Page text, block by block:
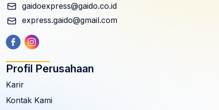
gaidoexpress@gaido.co.id
express.gaido@gmail.com
Profil Perusahaan
Karir
Kontak Kami